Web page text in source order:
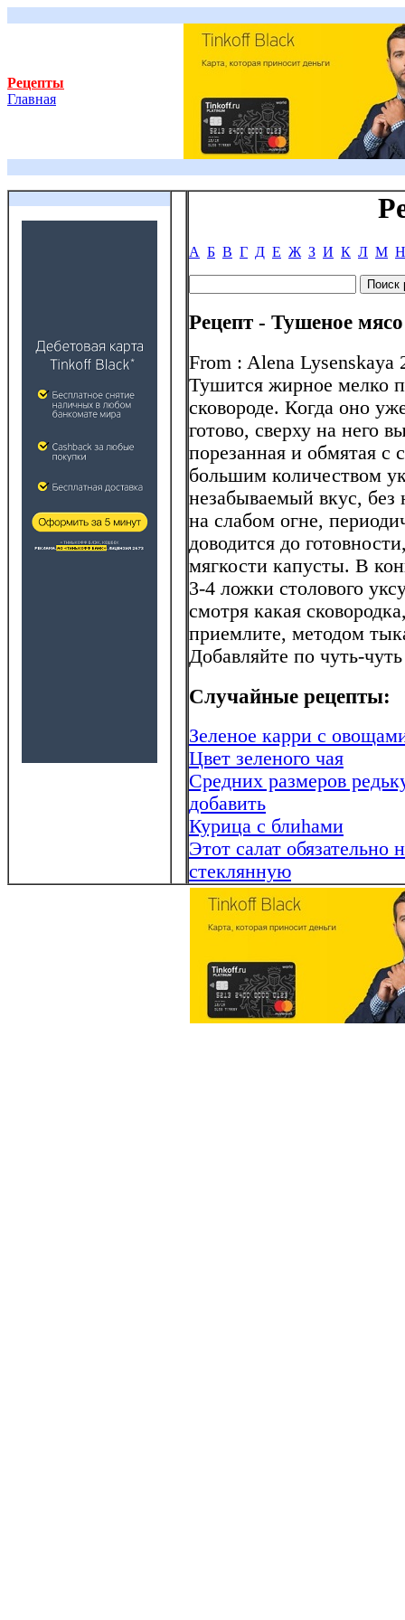
Рецепты
Главная
А Б В Г Д Е Ж З И К Л М Н
Рецепт - Тушеное
From : Alena Lysenskaya
Тушится жирное мелко
сковороде. Когда оно
готово, сверху на него
порезанная и обмятая с
большим количеством
незабываемый вкус, без
на слабом огне,
доводится до
мягкости капусты. В
3-4 ложки столового
смотря какая
приемлите, методом
Добавляйте по чуть-
Случайные рецепты:
Зеленое карри с
Цвет зеленого чая
Средних размеров
добавить
Курица с блиhами
Этот салат обязательно
стеклянную